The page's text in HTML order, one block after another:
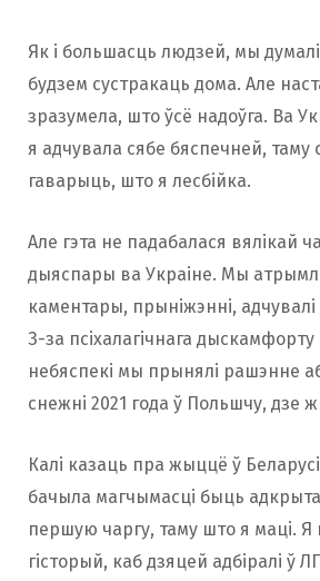
Як і большасць людзей, мы
будзем сустракаць дома. Але
зразумела, што ўсё надоўга. Ва
я адчувала сябе бяспечней, таму
гаварыць, што я лесбійка.
Але гэта не падабалася вялікай
дыяспары ва Украіне. Мы
каментары, прыніжэнні,
З-за псіхалагічнага
небяспекі мы прынялі рашэнне
снежні 2021 года ў Польшчу, дзе
Калі казаць пра жыццё ў
бачыла магчымасці быць
першую чаргу, таму што я маці.
гісторый, каб дзяцей адбіралі ў